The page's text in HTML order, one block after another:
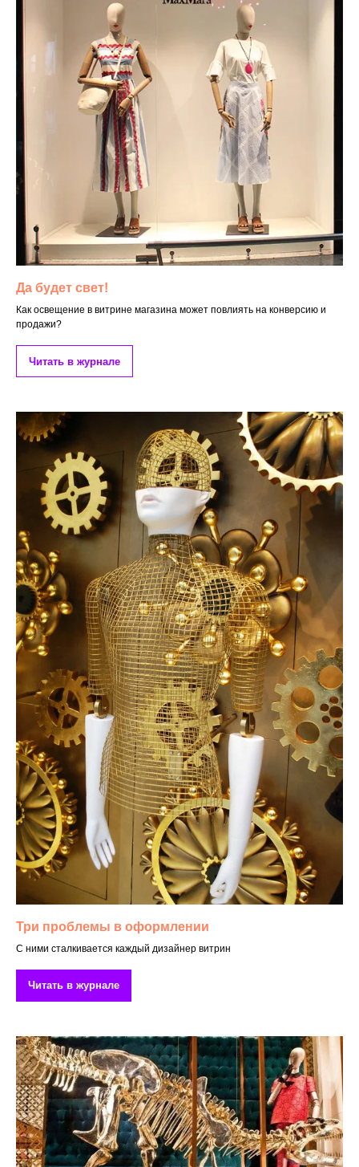
Да будет свет!
Как освещение в витрине магазина может повлиять на конверсию и
продажи?
Читать в журнале
Три проблемы в оформлении
С ними сталкивается каждый дизайнер витрин
Читать в журнале